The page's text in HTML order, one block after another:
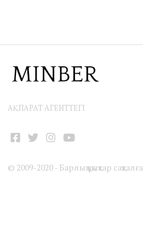
АҚПАРАТ АГЕНТТЕГІ
© 2009-2020 - Барлық құқықтар